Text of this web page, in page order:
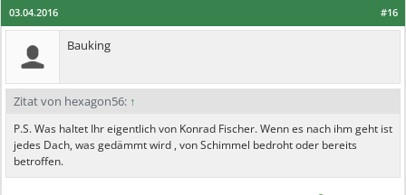
#16
03.04.2016
Bauking
Zitat von hexagon56: ↑
P.S. Was haltet Ihr eigentlich von Konrad Fischer. Wenn es nach ihm geht ist
jedes Dach, was gedämmt wird , von Schimmel bedroht oder bereits
betroffen.